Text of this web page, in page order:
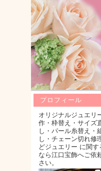
プロフィール
オリジナルジュエリ
作・枠替え・サイズ
し・パール糸替え・
し・チェーン切れ修
どジュエリー に関す
なら江口宝飾へご依
さい。